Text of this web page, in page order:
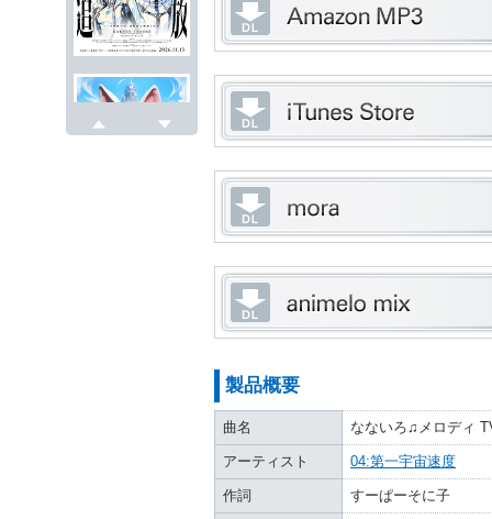
製品概要
曲名 なないろ♫メロディ
アーティスト 04:第一宇宙速度
作詞 すーぱーそに子